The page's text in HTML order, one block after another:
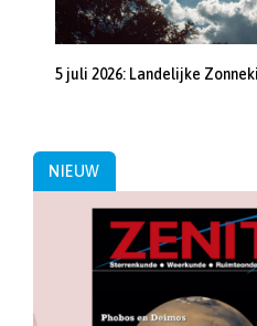
5 juli 2026: Landelijke
NIEUW